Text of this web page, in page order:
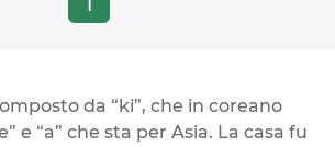
1
da “ki”, che in coreano
e “a” che sta per Asia. La casa fu